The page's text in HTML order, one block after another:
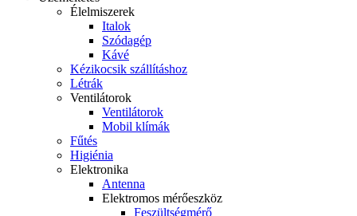
Élelmiszerek
Italok
Szódagép
Kávé
Kézikocsik szállításhoz
Létrák
Ventilátorok
Ventilátorok
Mobil klímák
Fűtés
Higiénia
Elektronika
Antenna
Elektromos mérőeszköz
Feszültségmérő